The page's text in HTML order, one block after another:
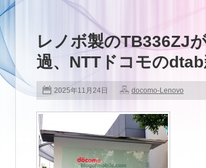
レノボ製のTB336ZJ
過、NTTドコモの
2025年11月24日 docomo-Lenovo